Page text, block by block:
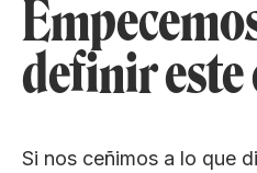
definir este
Si nos ceñimos a lo que